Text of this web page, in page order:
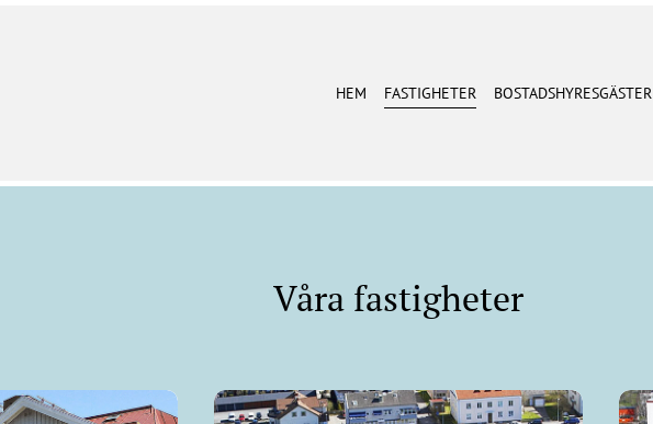
HEM FASTIGHETER BOSTADSHYRESGÄSTER
Våra fastigheter